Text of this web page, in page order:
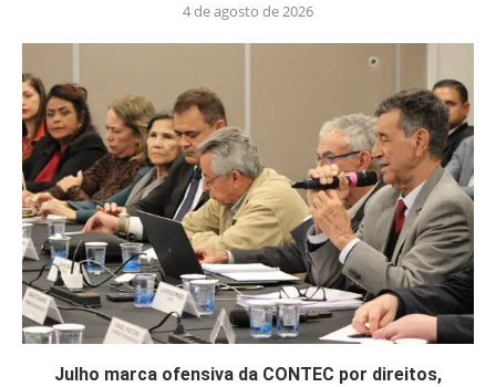
4 de agosto de 2026
Julho marca ofensiva da CONTEC por direitos,